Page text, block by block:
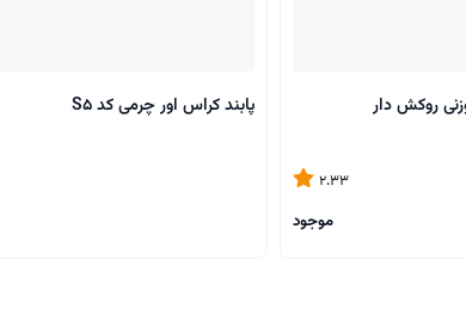
روکش دار
2.33
موجود
پابند کراس اور چرمی کد S5